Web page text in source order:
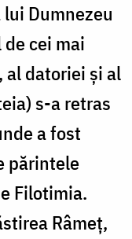
Dumnezeu
cei mai
datoriei şi al
s-a retras
a fost
părintele
Filotimia.
Râmeț,